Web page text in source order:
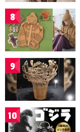
8
9
10